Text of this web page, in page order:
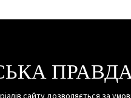
сайту дозволяється за